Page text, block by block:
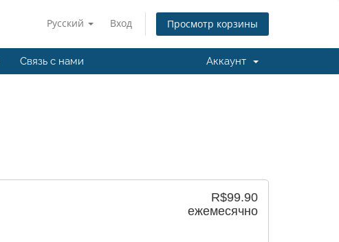
Русский Вход Просмотр корзины
Связь с нами Аккаунт
R$99.90
ежемесячно